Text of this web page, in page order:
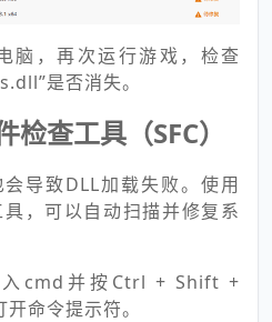
脑，再次运行游戏，检查
是否消失。
查工具（SFC）
导致DLL加载失败。使用
，可以自动扫描并修复系
cmd并按Ctrl + Shift +
命令提示符。